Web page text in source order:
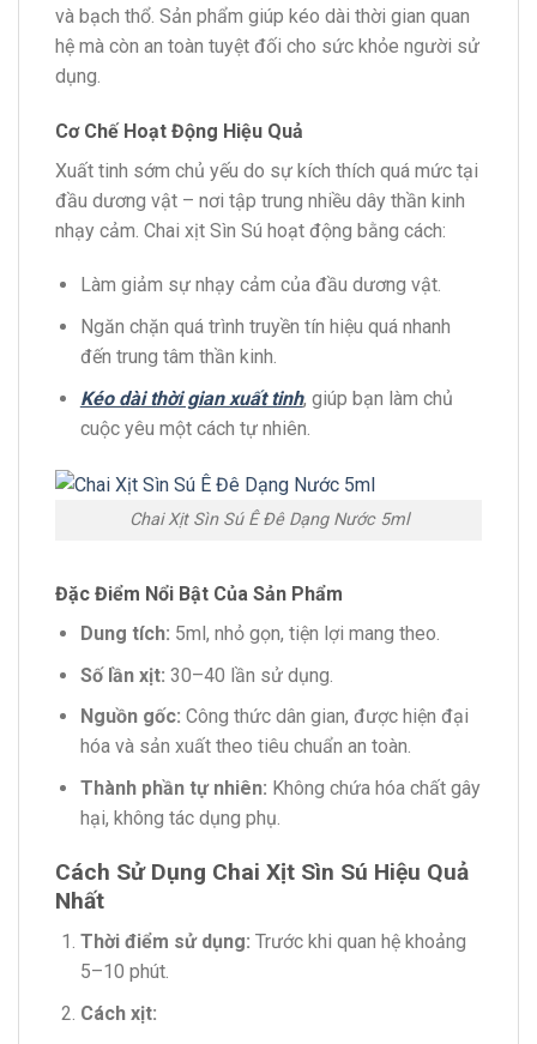
và bạch thổ. Sản phẩm giúp kéo dài thời gian quan
hệ mà còn an toàn tuyệt đối cho sức khỏe người sử
dụng.
Cơ Chế Hoạt Động Hiệu Quả
Xuất tinh sớm chủ yếu do sự kích thích quá mức tại
đầu dương vật – nơi tập trung nhiều dây thần kinh
nhạy cảm. Chai xịt Sìn Sú hoạt động bằng cách:
Làm giảm sự nhạy cảm của đầu dương vật.
Ngăn chặn quá trình truyền tín hiệu quá nhanh
đến trung tâm thần kinh.
Kéo dài thời gian xuất tinh, giúp bạn làm chủ
cuộc yêu một cách tự nhiên.
Chai Xịt Sìn Sú Ê Đê Dạng Nước 5ml
Đặc Điểm Nổi Bật Của Sản Phẩm
Dung tích: 5ml, nhỏ gọn, tiện lợi mang theo.
Số lần xịt: 30–40 lần sử dụng.
Nguồn gốc: Công thức dân gian, được hiện đại
hóa và sản xuất theo tiêu chuẩn an toàn.
Thành phần tự nhiên: Không chứa hóa chất gây
hại, không tác dụng phụ.
Cách Sử Dụng Chai Xịt Sìn Sú Hiệu Quả
Nhất
Thời điểm sử dụng: Trước khi quan hệ khoảng
5–10 phút.
Cách xịt: